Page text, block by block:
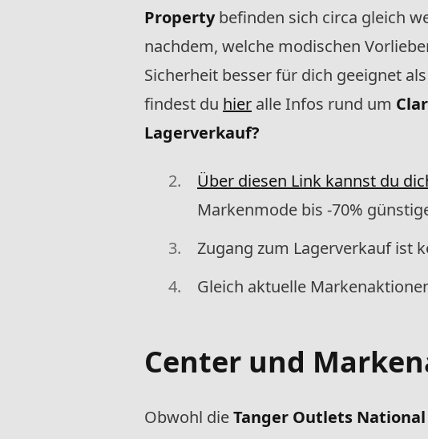
Propertybefinden sich circa gleich
nachdem, welche modischen
Sicherheit besser für dich geeignet
findest du hier alle Infos rund um
Lagerverkauf?
Über diesen Link kannst du
Markenmode bis -70%
Zugang zum Lagerverkauf ist
Gleich aktuelle
Center und
Obwohl dieTanger Outlets